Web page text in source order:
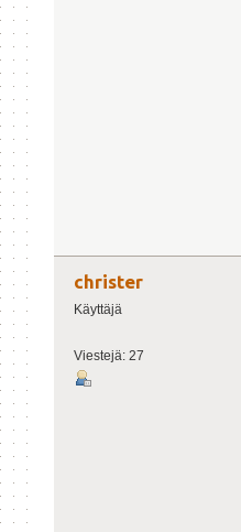
christer
Käyttäjä
Viestejä: 27